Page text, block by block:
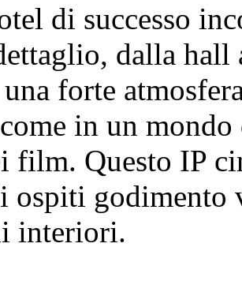
di successo
dalla
forte
in un
film. Questo IP
ospiti godimento
interiori.